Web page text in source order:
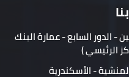
الدور السابع - عمارة البنك
الرئيسي )